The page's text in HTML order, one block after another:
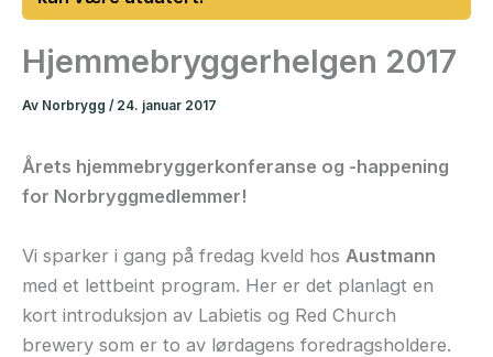
Hjemmebryggerhelgen 2017
Av Norbrygg / 24. januar 2017
Årets hjemmebryggerkonferanse og -happening
for Norbryggmedlemmer!
Vi sparker i gang på fredag kveld hos Austmann
med et lettbeint program. Her er det planlagt en
kort introduksjon av Labietis og Red Church
brewery som er to av lørdagens foredragsholdere.